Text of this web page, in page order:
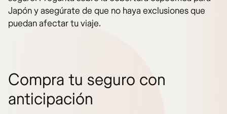
Japón y asegúrate de que no haya exclusiones que
puedan afectar tu viaje.
Compra tu seguro con
anticipación